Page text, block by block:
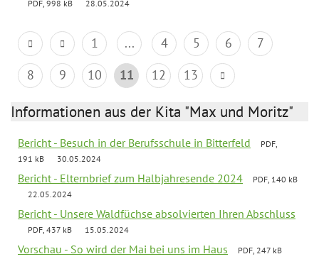
PDF, 998 kB 28.05.2024
1 ... 4 5 6
7
8
9 10 11 12 13
Informationen aus der Kita "Max und Moritz"
Bericht - Besuch in der Berufsschule in Bitterfeld
PDF,
191 kB
30.05.2024
Bericht - Elternbrief zum Halbjahresende 2024
PDF, 140 kB
22.05.2024
Bericht - Unsere Waldfüchse absolvierten Ihren Abschluss
PDF, 437 kB 15.05.2024
Vorschau - So wird der Mai bei uns im Haus
PDF, 247 kB